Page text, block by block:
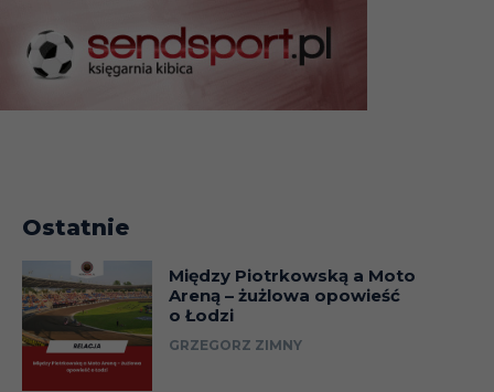
Ostatnie
Między Piotrkowską a Moto
Areną – żużlowa opowieść
o Łodzi
GRZEGORZ ZIMNY